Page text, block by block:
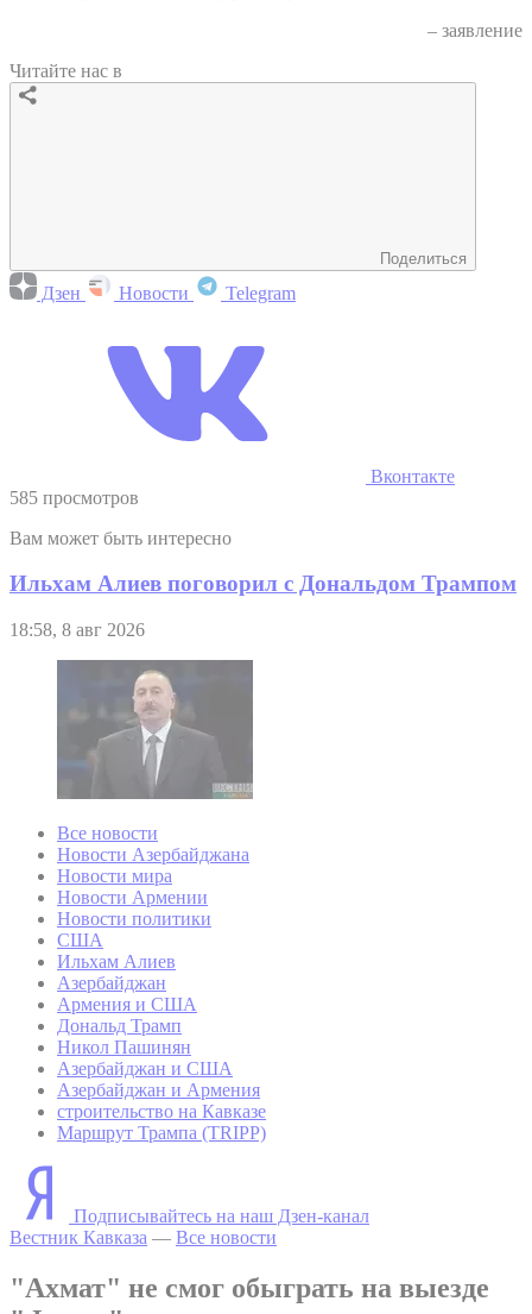
– заявление
Читайте нас в
Поделиться
Дзен Новости Telegram
Вконтакте
585 просмотров
Вам может быть интересно
Ильхам Алиев поговорил с Дональдом Трампом
18:58, 8 авг 2026
Все новости
Новости Азербайджана
Новости мира
Новости Армении
Новости политики
США
Ильхам Алиев
Азербайджан
Армения и США
Дональд Трамп
Никол Пашинян
Азербайджан и США
Азербайджан и Армения
строительство на Кавказе
Маршрут Трампа (TRIPP)
Подписывайтесь на наш Дзен-канал
Вестник Кавказа — Все новости
"Ахмат" не смог обыграть на выезде